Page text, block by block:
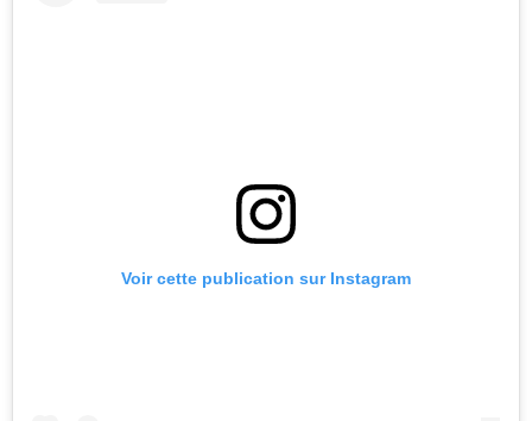
Voir cette publication sur Instagram